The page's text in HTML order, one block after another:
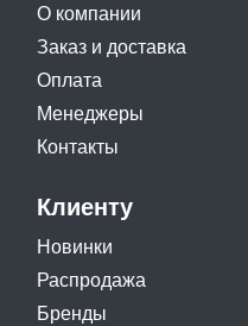
О компании
Заказ и доставка
Оплата
Менеджеры
Контакты
Клиенту
Новинки
Распродажа
Бренды